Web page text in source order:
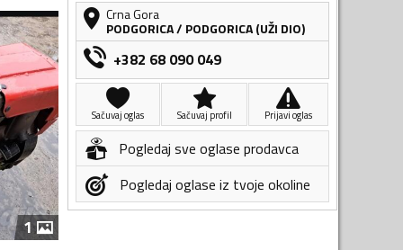
1
Crna Gora
PODGORICA/ PODGORICA (UŽI DIO)
+382 68 090 049
Sačuvaj oglas Sačuvaj profil Prijavi oglas
Pogledaj sve oglase prodavca
Pogledaj oglase iz tvoje okoline